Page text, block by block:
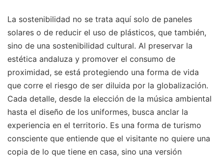
La sostenibilidad no se trata aquí solo de paneles
solares o de reducir el uso de plásticos, que también,
sino de una sostenibilidad cultural. Al preservar la
estética andaluza y promover el consumo de
proximidad, se está protegiendo una forma de vida
que corre el riesgo de ser diluida por la globalización.
Cada detalle, desde la elección de la música ambiental
hasta el diseño de los uniformes, busca anclar la
experiencia en el territorio. Es una forma de turismo
consciente que entiende que el visitante no quiere una
copia de lo que tiene en casa, sino una versión